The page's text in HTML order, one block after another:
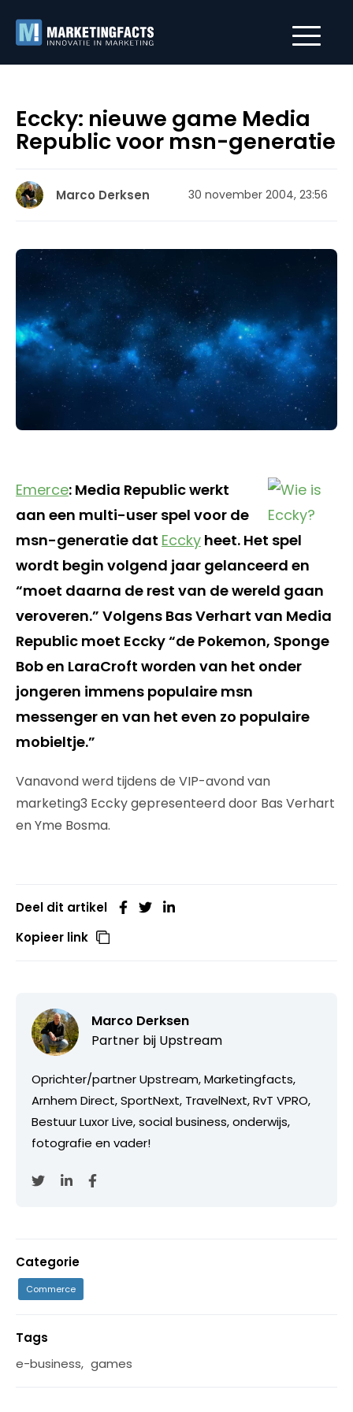
Eccky: nieuwe game Media
Republic voor msn-generatie
Marco Derksen 30 november 2004, 23:56
Emerce: Media Republic werkt
aan een multi-user spel voor de
msn-generatie dat Eccky heet. Het spel
wordt begin volgend jaar gelanceerd en
“moet daarna de rest van de wereld gaan
veroveren.” Volgens Bas Verhart van Media
Republic moet Eccky “de Pokemon, Sponge
Bob en LaraCroft worden van het onder
jongeren immens populaire msn
messenger en van het even zo populaire
mobieltje.”
Vanavond werd tijdens de VIP-avond van
marketing3 Eccky gepresenteerd door Bas Verhart
en Yme Bosma.
Deel dit artikel
Kopieer link
Marco Derksen
Partner bij Upstream
Oprichter/partner Upstream, Marketingfacts,
Arnhem Direct, SportNext, TravelNext, RvT VPRO,
Bestuur Luxor Live, social business, onderwijs,
fotografie en vader!
Categorie
Commerce
Tags
e-business, games